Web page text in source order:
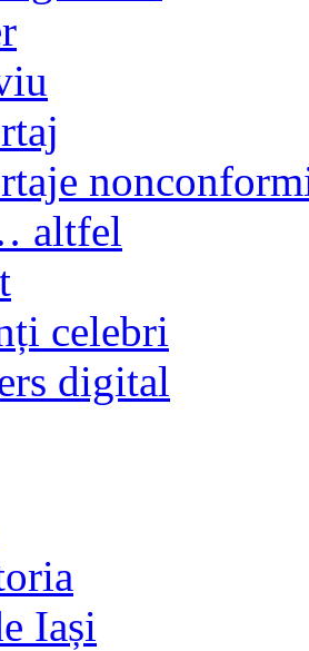
altfel
celebri
digital
Iași